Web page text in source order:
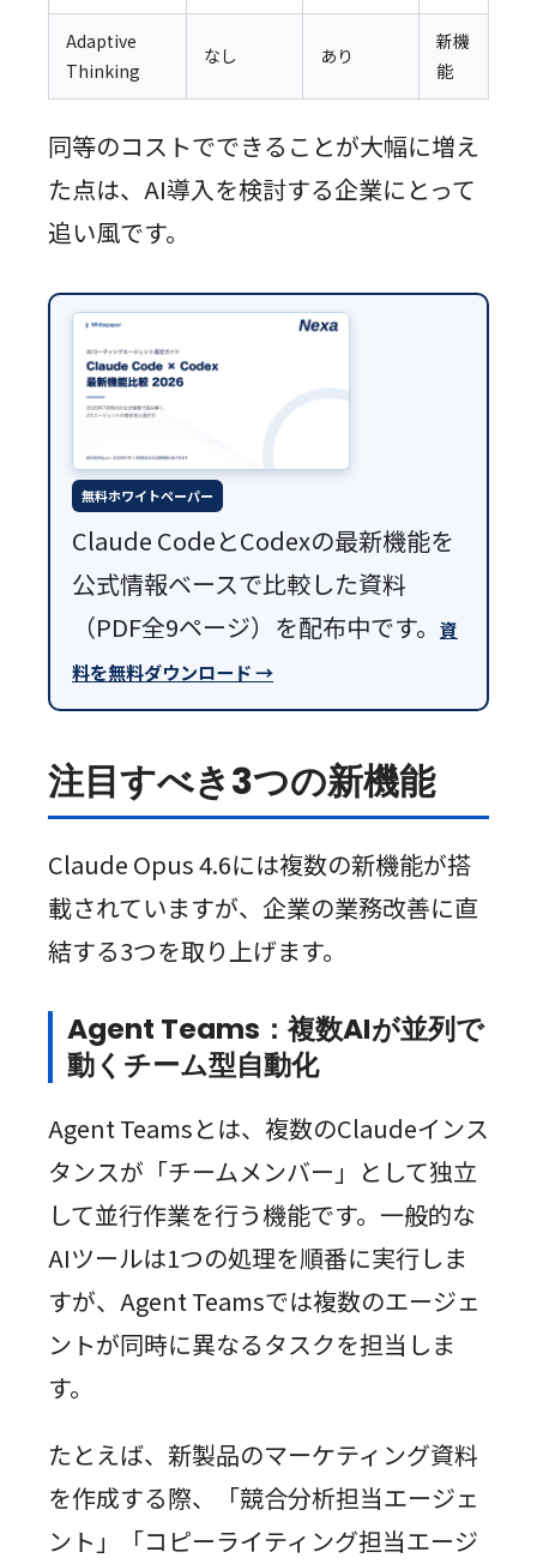
Adaptive
Thinking
なし あり
新機
能
同等のコストでできることが大幅に増え
た点は、AI導入を検討する企業にとって
追い風です。
無料ホワイトペーパー
Claude CodeとCodexの最新機能を
公式情報ベースで比較した資料
（PDF全9ページ）を配布中です。 資
料を無料ダウンロード →
注目すべき3つの新機能
Claude Opus 4.6には複数の新機能が搭
載されていますが、企業の業務改善に直
結する3つを取り上げます。
Agent Teams：複数AIが並列で
動くチーム型自動化
Agent Teamsとは、複数のClaudeインス
タンスが「チームメンバー」として独立
して並行作業を行う機能です。一般的な
AIツールは1つの処理を順番に実行しま
すが、Agent Teamsでは複数のエージェ
ントが同時に異なるタスクを担当しま
す。
たとえば、新製品のマーケティング資料
を作成する際、「競合分析担当エージェ
ント」「コピーライティング担当エージ